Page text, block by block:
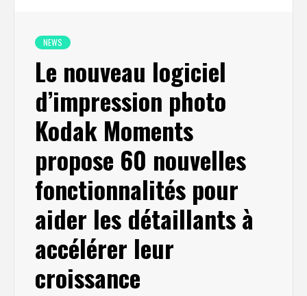
NEWS
Le nouveau logiciel
d’impression photo
Kodak Moments
propose 60 nouvelles
fonctionnalités pour
aider les détaillants à
accélérer leur
croissance